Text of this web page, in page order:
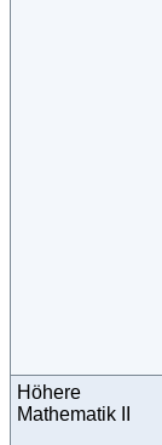
Höhere
Mathematik II